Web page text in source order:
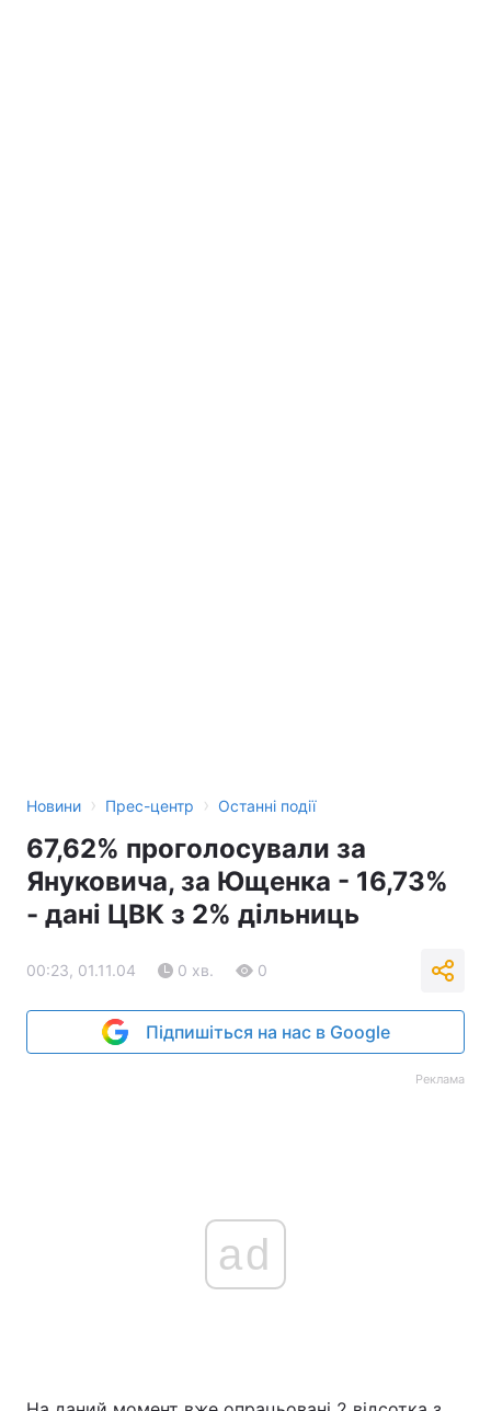
Новини › Прес-центр › Останні події
67,62% проголосували за
Януковича, за Ющенка - 16,73%
- дані ЦВК з 2% дільниць
00:23, 01.11.04 0 хв. 0
Підпишіться на нас в Google
Реклама
ad